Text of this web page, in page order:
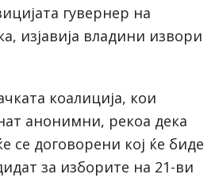
гувернер на
изјавија владини извори
коалиција, кои
анонимни, рекоа дека
се договорени кој ќе биде
за изборите на 21-ви